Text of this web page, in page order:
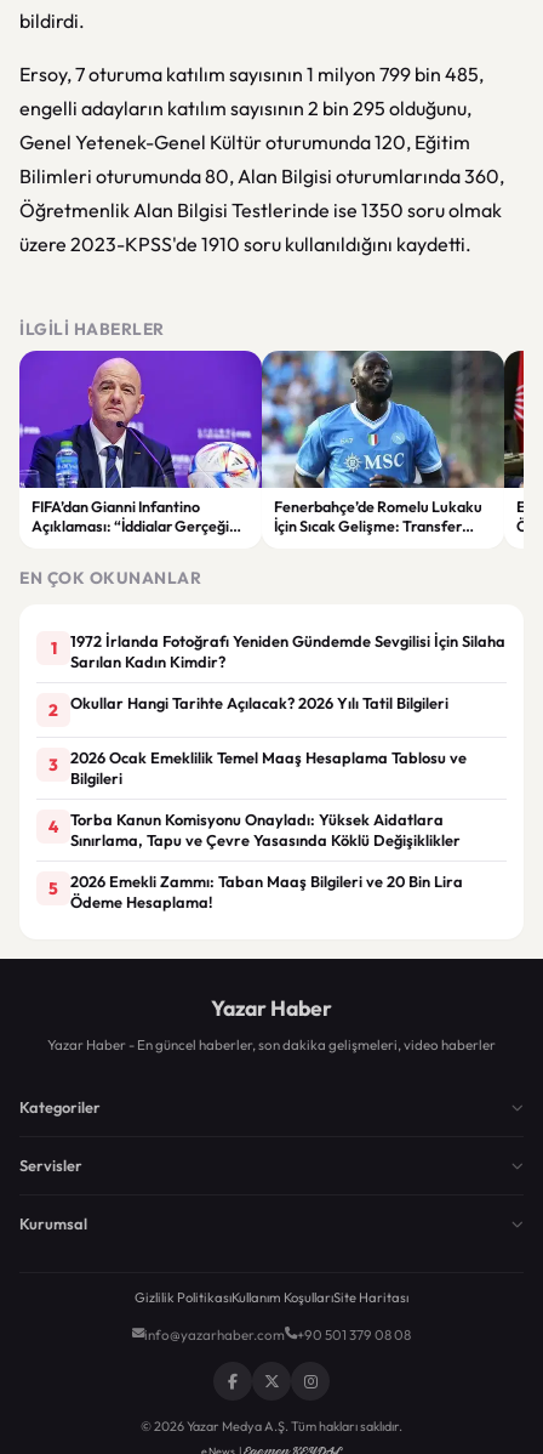
bildirdi.
Ersoy, 7 oturuma katılım sayısının 1 milyon 799 bin 485,
engelli adayların katılım sayısının 2 bin 295 olduğunu,
Genel Yetenek-Genel Kültür oturumunda 120, Eğitim
Bilimleri oturumunda 80, Alan Bilgisi oturumlarında 360,
Öğretmenlik Alan Bilgisi Testlerinde ise 1350 soru olmak
üzere 2023-KPSS'de 1910 soru kullanıldığını kaydetti.
İLGILI HABERLER
FIFA’dan Gianni Infantino
Açıklaması: “İddialar Gerçeği
Fenerbahçe’de Romelu Lukaku
İçin Sıcak Gelişme: Transfer
EN ÇOK OKUNANLAR
1
1972 İrlanda Fotoğrafı Yeniden Gündemde Sevgilisi İçin Silaha
Sarılan Kadın Kimdir?
2 Okullar Hangi Tarihte Açılacak? 2026 Yılı Tatil Bilgileri
3
2026 Ocak Emeklilik Temel Maaş Hesaplama Tablosu ve
Bilgileri
4
Torba Kanun Komisyonu Onayladı: Yüksek Aidatlara
Sınırlama, Tapu ve Çevre Yasasında Köklü Değişiklikler
5
2026 Emekli Zammı: Taban Maaş Bilgileri ve 20 Bin Lira
Ödeme Hesaplama!
Yazar Haber
Yazar Haber - En güncel haberler, son dakika gelişmeleri, video haberler
Kategoriler
Servisler
Kurumsal
Gizlilik PolitikasıKullanım KoşullarıSite Haritası
info@yazarhaber.com +90 501 379 08 08
© 2026 Yazar Medya A.Ş. Tüm hakları saklıdır.
eNews |Egemen KEYDAL